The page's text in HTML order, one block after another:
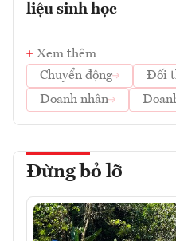
liệu sinh học
Xem thêm
Chuyển động
Đối
Doanh nhân
Đừng bỏ lỡ